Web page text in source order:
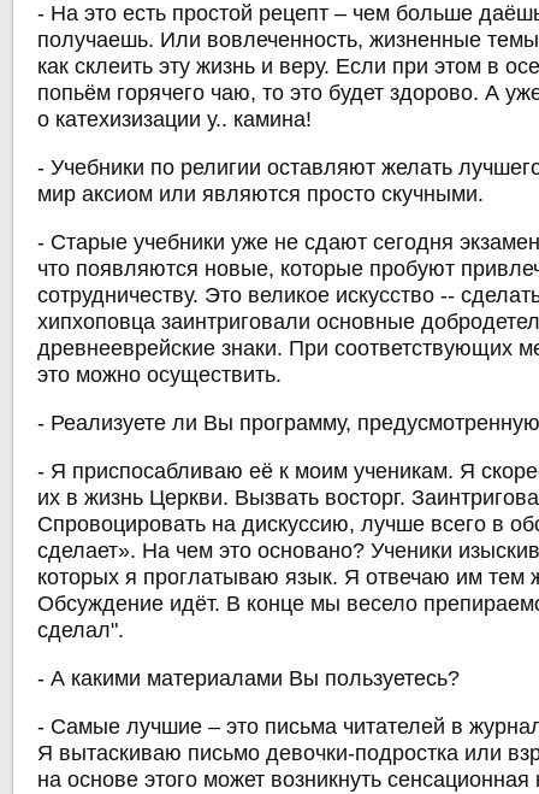
- На это есть простой рецепт – чем больше
получаешь. Или вовлеченность, жизненные
как склеить эту жизнь и веру. Если при этом в
попьём горячего чаю, то это будет здорово. А
о катехизизации у.. камина!
- Учебники по религии оставляют желать
мир аксиом или являются просто скучными.
- Старые учебники уже не сдают сегодня
что появляются новые, которые пробуют
сотрудничеству. Это великое искусство --
хипхоповца заинтриговали основные
древнееврейские знаки. При соответствующих
это можно осуществить.
- Реализуете ли Вы программу,
- Я приспосабливаю её к моим ученикам. Я
их в жизнь Церкви. Вызвать восторг.
Спровоцировать на дискуссию, лучше всего в
сделает». На чем это основано? Ученики
которых я проглатываю язык. Я отвечаю им тем
Обсуждение идёт. В конце мы весело
сделал".
- А какими материалами Вы пользуетесь?
- Самые лучшие – это письма читателей в
Я вытаскиваю письмо девочки-подростка или
на основе этого может возникнуть сенсационная